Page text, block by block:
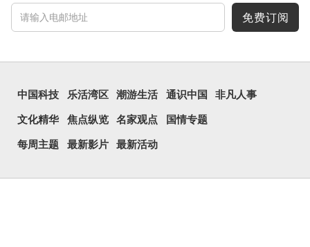
免费订阅
中国科技 乐活湾区 潮游生活 通识中国 非凡人事
文化精华 焦点纵览 名家观点 国情专题
每周主题 最新影片 最新活动